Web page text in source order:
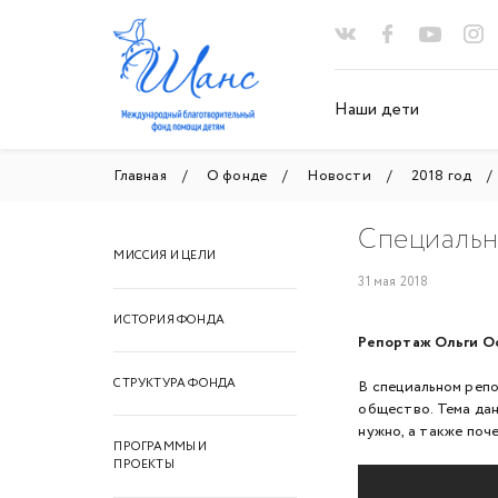
Наши дети
Главная О фонде Новости 2018 год
МИССИЯ И ЦЕЛИ
ИСТОРИЯ ФОНДА
СТРУКТУРА ФОНДА
ПРОГРАММЫ И
ПРОЕКТЫ
31 мая 2018
Репортаж Ольги
В специальном
общество. Тема
нужно, а также